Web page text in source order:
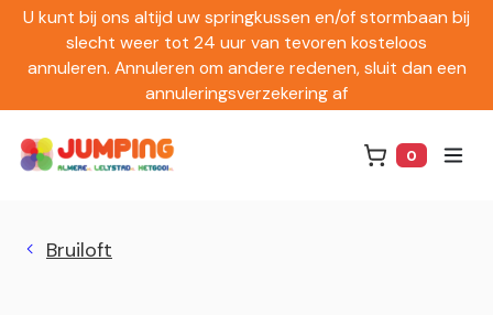
U kunt bij ons altijd uw springkussen en/of stormbaan bij
slecht weer tot 24 uur van tevoren kosteloos
annuleren. Annuleren om andere redenen, sluit dan een
annuleringsverzekering af
0
Bruiloft